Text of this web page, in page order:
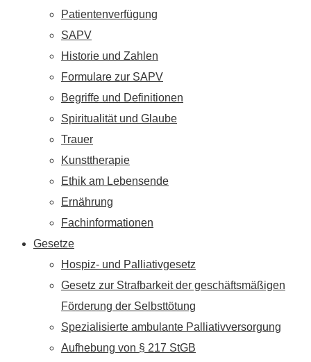
Patientenverfügung
SAPV
Historie und Zahlen
Formulare zur SAPV
Begriffe und Definitionen
Spiritualität und Glaube
Trauer
Kunsttherapie
Ethik am Lebensende
Ernährung
Fachinformationen
Gesetze
Hospiz- und Palliativgesetz
Gesetz zur Strafbarkeit der geschäftsmäßigen
Förderung der Selbsttötung
Spezialisierte ambulante Palliativversorgung
Aufhebung von § 217 StGB